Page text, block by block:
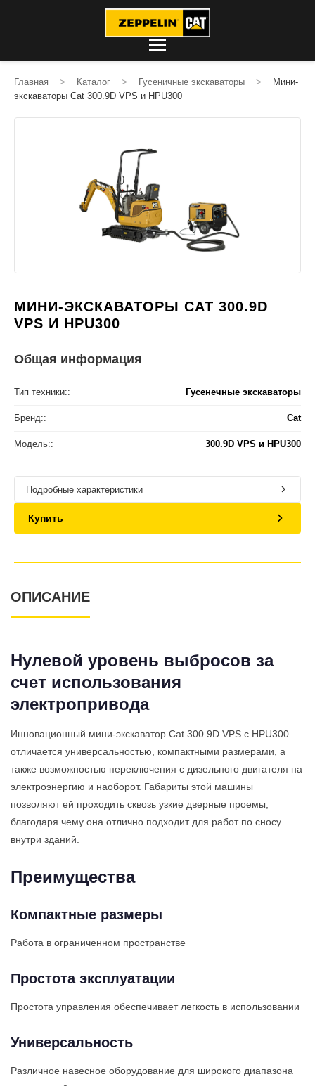
Главная > Каталог > Гусеничные экскаваторы >
Мини-
экскаваторы Cat 300.9D VPS и HPU300
МИНИ-ЭКСКАВАТОРЫ CAT 300.9D
VPS И HPU300
Общая информация
Тип техники:: Гусенечные экскаваторы
Бренд:: Cat
Модель:: 300.9D VPS и HPU300
Подробные характеристики
Купить
ОПИСАНИЕ
Нулевой уровень выбросов за
счет использования
электропривода
Инновационный мини-экскаватор Cat 300.9D VPS с HPU300
отличается универсальностью, компактными размерами, а
также возможностью переключения с дизельного двигателя на
электроэнергию и наоборот. Габариты этой машины
позволяют ей проходить сквозь узкие дверные проемы,
благодаря чему она отлично подходит для работ по сносу
внутри зданий.
Преимущества
Компактные размеры
Работа в ограниченном пространстве
Простота эксплуатации
Простота управления обеспечивает легкость в использовании
Универсальность
Различное навесное оборудование для широкого диапазона